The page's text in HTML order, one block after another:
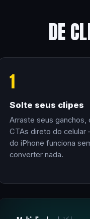
DE
1
Solte seus clipes
Arraste seus ganchos,
CTAs direto do celular
do iPhone funciona
converter nada.